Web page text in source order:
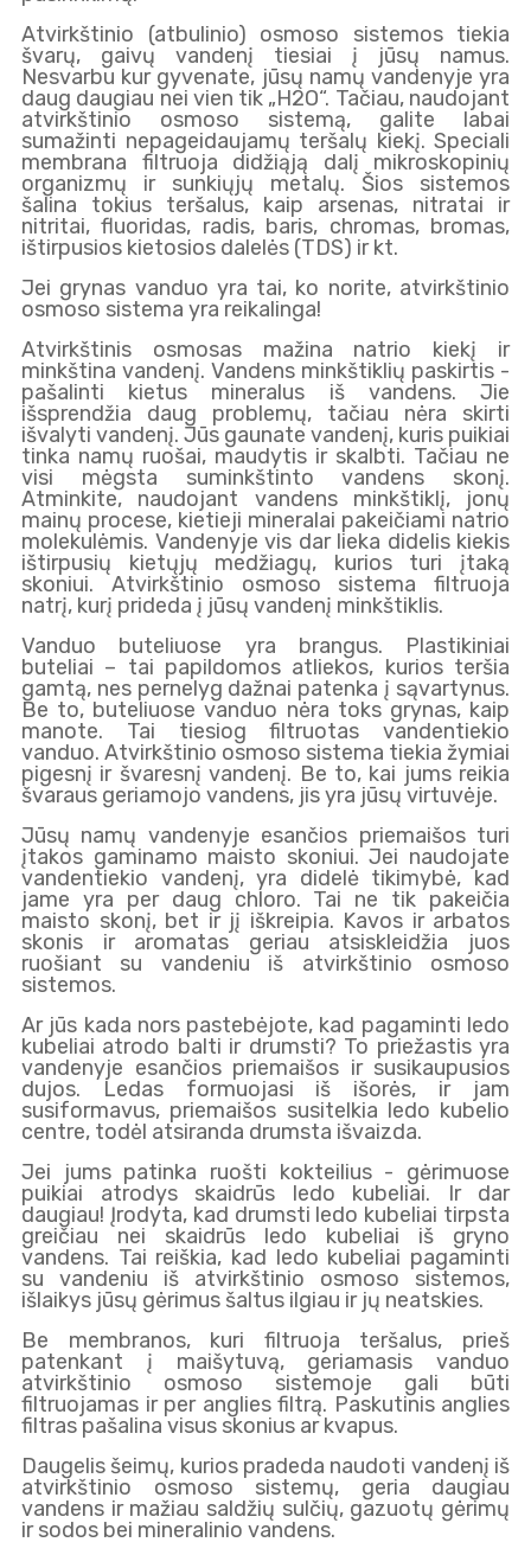
Atvirkštinio (atbulinio) osmoso sistemos tiekia
švarų, gaivų vandenį tiesiai į jūsų namus.
Nesvarbu kur gyvenate, jūsų namų vandenyje yra
daug daugiau nei vien tik „H2O“. Tačiau, naudojant
atvirkštinio osmoso sistemą, galite labai
sumažinti nepageidaujamų teršalų kiekį. Speciali
membrana filtruoja didžiąją dalį mikroskopinių
organizmų ir sunkiųjų metalų. Šios sistemos
šalina tokius teršalus, kaip arsenas, nitratai ir
nitritai, fluoridas, radis, baris, chromas, bromas,
ištirpusios kietosios dalelės (TDS) ir kt.
Jei grynas vanduo yra tai, ko norite, atvirkštinio
osmoso sistema yra reikalinga!
Atvirkštinis osmosas mažina natrio kiekį ir
minkština vandenį. Vandens minkštiklių paskirtis -
pašalinti kietus mineralus iš vandens. Jie
išsprendžia daug problemų, tačiau nėra skirti
išvalyti vandenį. Jūs gaunate vandenį, kuris puikiai
tinka namų ruošai, maudytis ir skalbti. Tačiau ne
visi mėgsta suminkštinto vandens skonį.
Atminkite, naudojant vandens minkštiklį, jonų
mainų procese, kietieji mineralai pakeičiami natrio
molekulėmis. Vandenyje vis dar lieka didelis kiekis
ištirpusių kietųjų medžiagų, kurios turi įtaką
skoniui. Atvirkštinio osmoso sistema filtruoja
natrį, kurį prideda į jūsų vandenį minkštiklis.
Vanduo buteliuose yra brangus. Plastikiniai
buteliai – tai papildomos atliekos, kurios teršia
gamtą, nes pernelyg dažnai patenka į sąvartynus.
Be to, buteliuose vanduo nėra toks grynas, kaip
manote. Tai tiesiog filtruotas vandentiekio
vanduo. Atvirkštinio osmoso sistema tiekia žymiai
pigesnį ir švaresnį vandenį. Be to, kai jums reikia
švaraus geriamojo vandens, jis yra jūsų virtuvėje.
Jūsų namų vandenyje esančios priemaišos turi
įtakos gaminamo maisto skoniui. Jei naudojate
vandentiekio vandenį, yra didelė tikimybė, kad
jame yra per daug chloro. Tai ne tik pakeičia
maisto skonį, bet ir jį iškreipia. Kavos ir arbatos
skonis ir aromatas geriau atsiskleidžia juos
ruošiant su vandeniu iš atvirkštinio osmoso
sistemos.
Ar jūs kada nors pastebėjote, kad pagaminti ledo
kubeliai atrodo balti ir drumsti? To priežastis yra
vandenyje esančios priemaišos ir susikaupusios
dujos. Ledas formuojasi iš išorės, ir jam
susiformavus, priemaišos susitelkia ledo kubelio
centre, todėl atsiranda drumsta išvaizda.
Jei jums patinka ruošti kokteilius - gėrimuose
puikiai atrodys skaidrūs ledo kubeliai. Ir dar
daugiau! Įrodyta, kad drumsti ledo kubeliai tirpsta
greičiau nei skaidrūs ledo kubeliai iš gryno
vandens. Tai reiškia, kad ledo kubeliai pagaminti
su vandeniu iš atvirkštinio osmoso sistemos,
išlaikys jūsų gėrimus šaltus ilgiau ir jų neatskies.
Be membranos, kuri filtruoja teršalus, prieš
patenkant į maišytuvą, geriamasis vanduo
atvirkštinio osmoso sistemoje gali būti
filtruojamas ir per anglies filtrą. Paskutinis anglies
filtras pašalina visus skonius ar kvapus.
Daugelis šeimų, kurios pradeda naudoti vandenį iš
atvirkštinio osmoso sistemų, geria daugiau
vandens ir mažiau saldžių sulčių, gazuotų gėrimų
ir sodos bei mineralinio vandens.